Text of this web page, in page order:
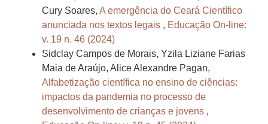
Cury Soares, A emergência do Ceará Científico
anunciada nos textos legais , Educação On-line:
v. 19 n. 46 (2024)
Sidclay Campos de Morais, Yzila Liziane Farias
Maia de Araújo, Alice Alexandre Pagan,
Alfabetização científica no ensino de ciências:
impactos da pandemia no processo de
desenvolvimento de crianças e jovens ,